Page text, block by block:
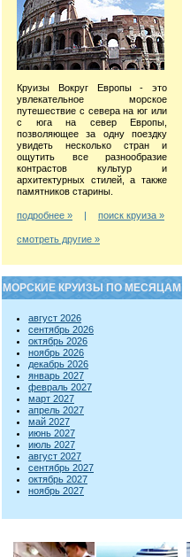
Круизы Вокруг Европы - это
увлекательное морское
путешествие с севера на юг или
с юга на север Европы,
позволяющее за одну поездку
увидеть несколько стран и
ощутить все разнообразие
контрастов культур и
архитектурных стилей, а также
памятников старины.
подробнее » | поиск круиза »
смотреть другие »
МОРСКИЕ КРУИЗЫ ПО МЕСЯЦАМ
август 2026
сентябрь 2026
октябрь 2026
ноябрь 2026
декабрь 2026
январь 2027
февраль 2027
март 2027
апрель 2027
май 2027
июнь 2027
июль 2027
август 2027
сентябрь 2027
октябрь 2027
ноябрь 2027